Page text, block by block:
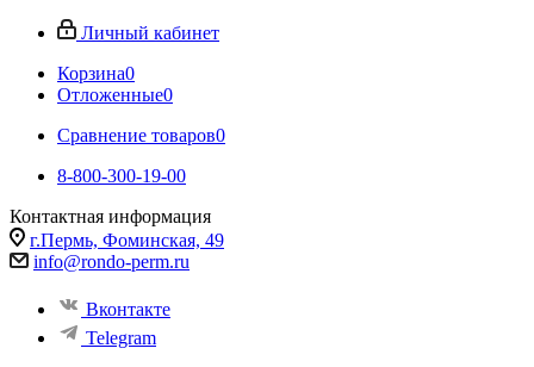
Личный кабинет
Корзина0
Отложенные0
Сравнение товаров0
8-800-300-19-00
Контактная информация
г.Пермь, Фоминская, 49
info@rondo-perm.ru
Вконтакте
Telegram